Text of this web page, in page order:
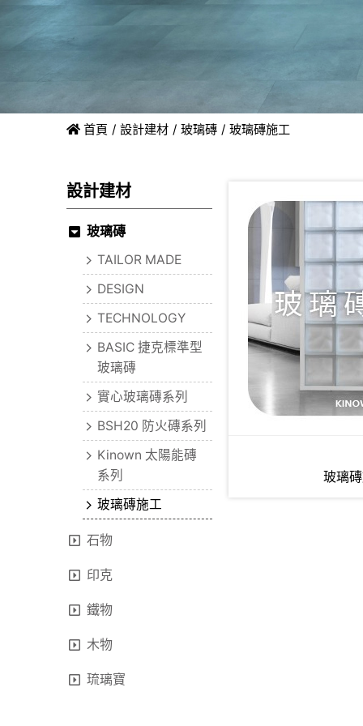
首頁 設計建材 玻璃磚 玻璃磚施工
設計建材
玻璃磚
TAILOR MADE
DESIGN
TECHNOLOGY
BASIC 捷克標準型
玻璃磚
實心玻璃磚系列
BSH20 防火磚系列
Kinown 太陽能磚
系列
玻璃磚施工
石物
印克
鐵物
木物
琉璃寶
玻璃